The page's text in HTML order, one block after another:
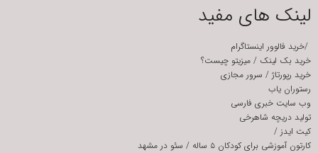
لینک های مفید
/خرید فالوور اینستاگرام
خرید بک لینک / میزیتو چیست؟
خرید رپورتاژ / سرور مجازی
رستوران یاب
وب سایت خبری فارسی
تولید دریچه شاهرخی
کیت ایدز /
کارتون آموزشی برای کودکان ۵ ساله
/ سئو در مشهد